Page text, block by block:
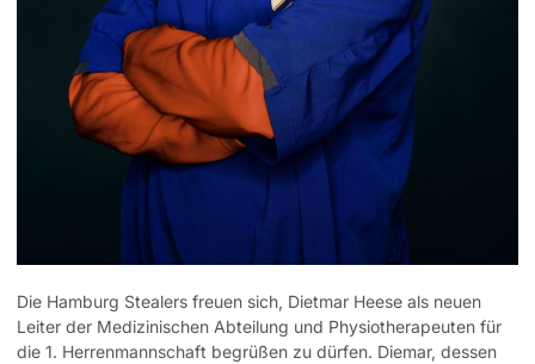
Die Hamburg Stealers freuen sich, Dietmar Heese als neuen
Leiter der Medizinischen Abteilung und Physiotherapeuten für
die 1. Herrenmannschaft begrüßen zu dürfen. Diemar, dessen